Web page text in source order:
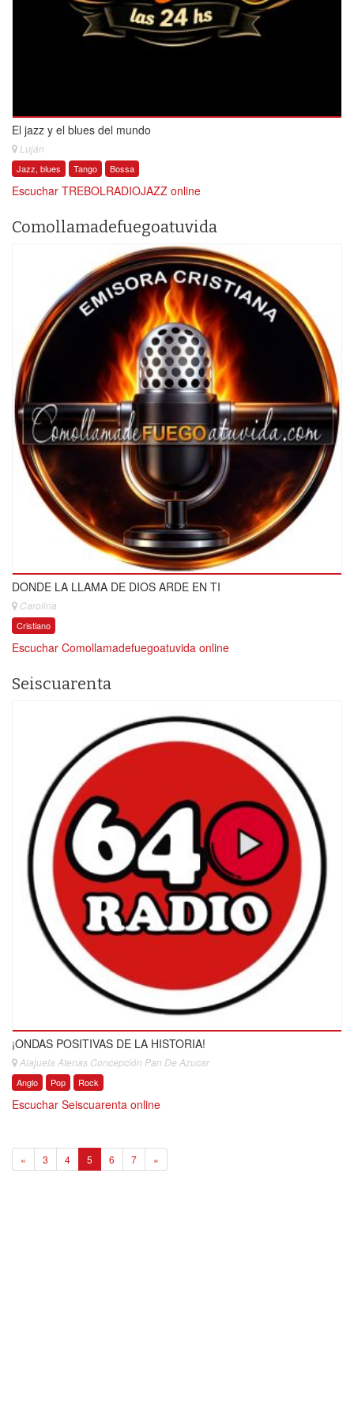
El jazz y el blues del mundo
Luján
Jazz, blues Tango Bossa
Escuchar TREBOLRADIOJAZZ online
Comollamadefuegoatuvida
DONDE LA LLAMA DE DIOS ARDE EN TI
Carolina
Cristiano
Escuchar Comollamadefuegoatuvida online
Seiscuarenta
¡ONDAS POSITIVAS DE LA HISTORIA!
Alajuela Atenas Concepción Pan De Azucar
Anglo Pop Rock
Escuchar Seiscuarenta online
« 3 4 5 6 7 »